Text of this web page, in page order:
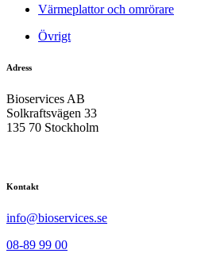
Värmeplattor och omrörare
Övrigt
Adress
Bioservices AB
Solkraftsvägen 33
135 70 Stockholm
Kontakt
info@bioservices.se
08-89 99 00